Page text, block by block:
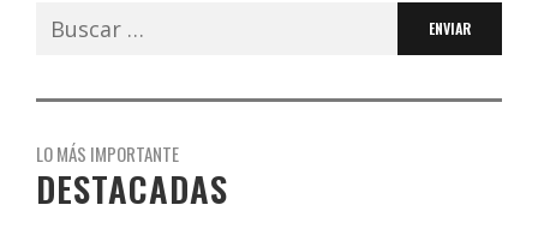
Buscar:
LO MÁS IMPORTANTE
DESTACADAS